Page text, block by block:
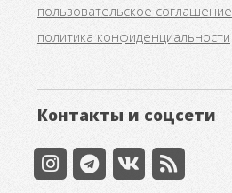
пользовательское соглашение
политика конфиденциальности
Контакты и соцсети